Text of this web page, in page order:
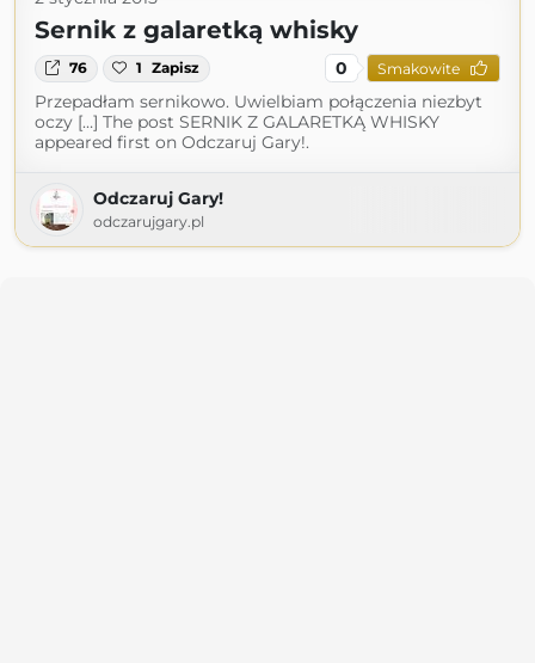
Sernik z galaretką whisky
76 1 Zapisz 0 Smakowite
Przepadłam sernikowo. Uwielbiam połączenia niezbyt
oczy […] The post SERNIK Z GALARETKĄ WHISKY
appeared first on Odczaruj Gary!.
Odczaruj Gary!
odczarujgary.pl